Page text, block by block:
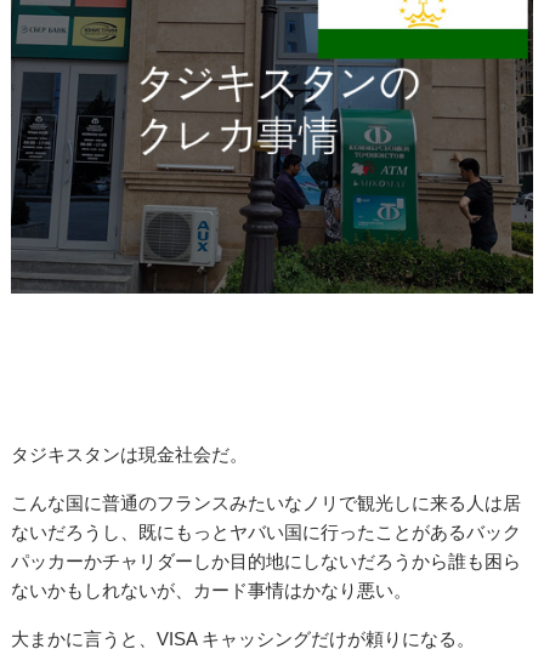
タジキスタンは現金社会だ。
こんな国に普通のフランスみたいなノリで観光しに来る人は居
ないだろうし、既にもっとヤバい国に行ったことがあるバック
パッカーかチャリダーしか目的地にしないだろうから誰も困ら
ないかもしれないが、カード事情はかなり悪い。
大まかに言うと、VISA キャッシングだけが頼りになる。